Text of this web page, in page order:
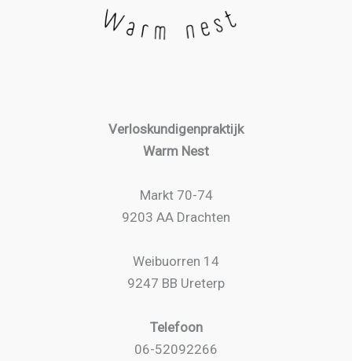
Verloskundigenpraktijk
Warm Nest
Markt 70-74
9203 AA Drachten
Weibuorren 14
9247 BB Ureterp
Telefoon
06-52092266